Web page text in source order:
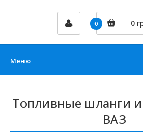
0 0
Меню
Топливные шланги
ВАЗ